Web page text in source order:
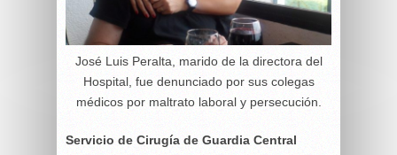
José Luis Peralta, marido de la directora del
Hospital, fue denunciado por sus colegas
médicos por maltrato laboral y persecución.
Servicio de Cirugía de Guardia Central